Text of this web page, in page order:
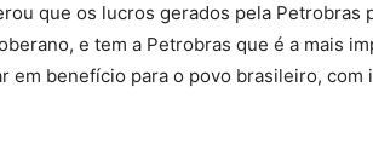
que os lucros gerados pela Petrobras
e tem a Petrobras que é a mais
benefício para o povo brasileiro,